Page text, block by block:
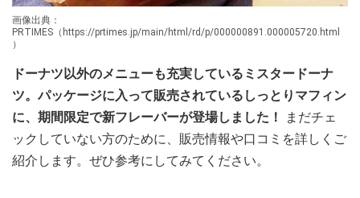
画像出典：
PRTIMES（https://prtimes.jp/main/html/rd/p/000000891.000005720.html
）
ドーナツ以外のメニューも充実しているミスタードーナ
ツ。パッケージに入って販売されているしっとりマフィン
に、期間限定で新フレーバーが登場しました！
まだチェ
ックしていない方のために、販売情報や口コミを詳しくご
紹介します。ぜひ参考にしてみてください。